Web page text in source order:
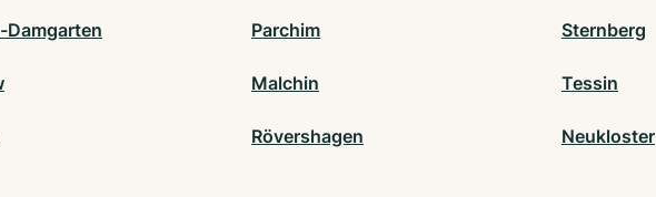
Damgarten Parchim Sternberg
Malchin Tessin
Rövershagen Neukloster